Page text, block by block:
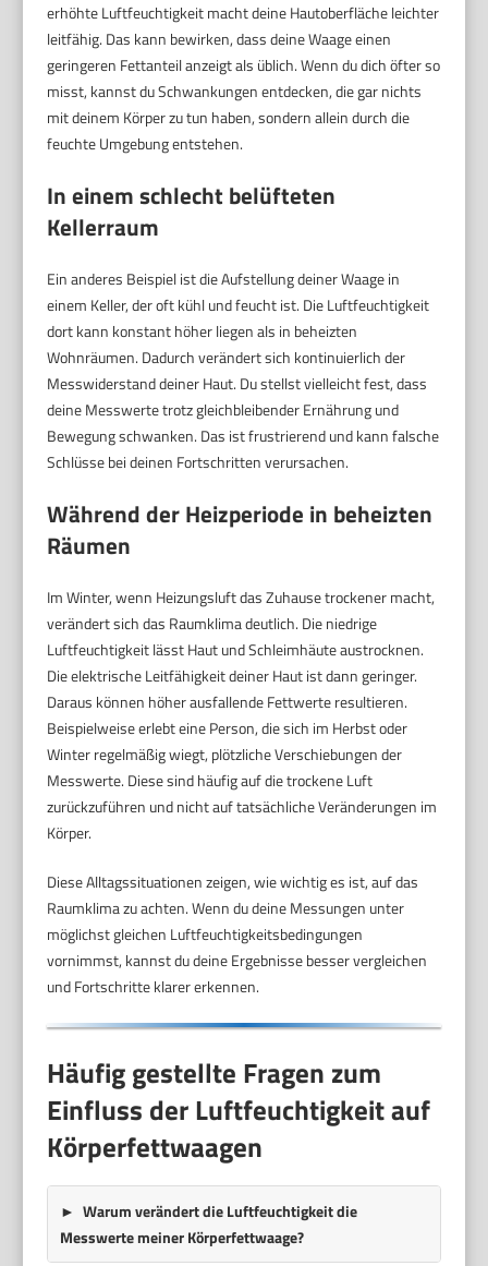
erhöhte Luftfeuchtigkeit macht deine Hautoberfläche leichter
leitfähig. Das kann bewirken, dass deine Waage einen
geringeren Fettanteil anzeigt als üblich. Wenn du dich öfter so
misst, kannst du Schwankungen entdecken, die gar nichts
mit deinem Körper zu tun haben, sondern allein durch die
feuchte Umgebung entstehen.
In einem schlecht belüfteten
Kellerraum
Ein anderes Beispiel ist die Aufstellung deiner Waage in
einem Keller, der oft kühl und feucht ist. Die Luftfeuchtigkeit
dort kann konstant höher liegen als in beheizten
Wohnräumen. Dadurch verändert sich kontinuierlich der
Messwiderstand deiner Haut. Du stellst vielleicht fest, dass
deine Messwerte trotz gleichbleibender Ernährung und
Bewegung schwanken. Das ist frustrierend und kann falsche
Schlüsse bei deinen Fortschritten verursachen.
Während der Heizperiode in beheizten
Räumen
Im Winter, wenn Heizungsluft das Zuhause trockener macht,
verändert sich das Raumklima deutlich. Die niedrige
Luftfeuchtigkeit lässt Haut und Schleimhäute austrocknen.
Die elektrische Leitfähigkeit deiner Haut ist dann geringer.
Daraus können höher ausfallende Fettwerte resultieren.
Beispielweise erlebt eine Person, die sich im Herbst oder
Winter regelmäßig wiegt, plötzliche Verschiebungen der
Messwerte. Diese sind häufig auf die trockene Luft
zurückzuführen und nicht auf tatsächliche Veränderungen im
Körper.
Diese Alltagssituationen zeigen, wie wichtig es ist, auf das
Raumklima zu achten. Wenn du deine Messungen unter
möglichst gleichen Luftfeuchtigkeitsbedingungen
vornimmst, kannst du deine Ergebnisse besser vergleichen
und Fortschritte klarer erkennen.
Häufig gestellte Fragen zum
Einfluss der Luftfeuchtigkeit auf
Körperfettwaagen
Warum verändert die Luftfeuchtigkeit die
Messwerte meiner Körperfettwaage?